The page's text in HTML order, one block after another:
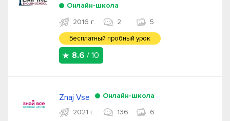
Онлайн-школа
2016 г.
2 5
Бесплатный пробный урок
8.6 / 10
Znaj Vse
Онлайн-школа
2021 г.
136 6